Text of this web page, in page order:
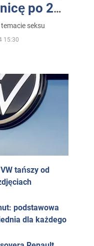
po 24
pojawiła
seksu
15:30
tańszy od
podstawowa
dla każdego